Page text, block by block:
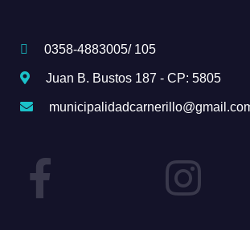
0358-4883005/ 105
Juan B. Bustos 187 - CP: 5805